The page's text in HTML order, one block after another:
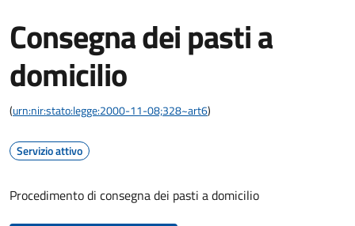
Consegna dei pasti a
domicilio
(urn:nir:stato:legge:2000-11-08;328~art6)
Servizio attivo
Procedimento di consegna dei pasti a domicilio